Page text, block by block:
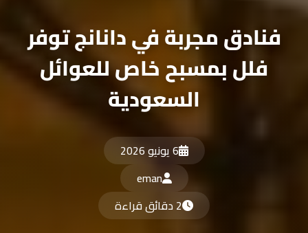
فنادق مجربة في دانانج توفر
فلل بمسبح خاص للعوائل
السعودية
6 يونيو 2026
eman
2 دقائق قراءة